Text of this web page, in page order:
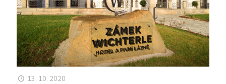
13. 10. 2020